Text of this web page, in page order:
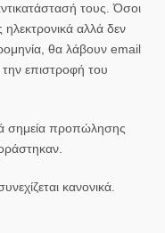
τους. Όσοι
ηλεκτρονικά αλλά δεν
θα λάβουν email
επιστροφή του
σημεία προπώλησης
κανονικά.